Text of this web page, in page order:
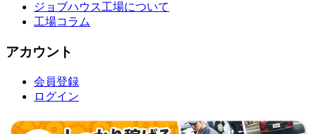
ジョブハウス工場について
工場コラム
アカウント
会員登録
ログイン